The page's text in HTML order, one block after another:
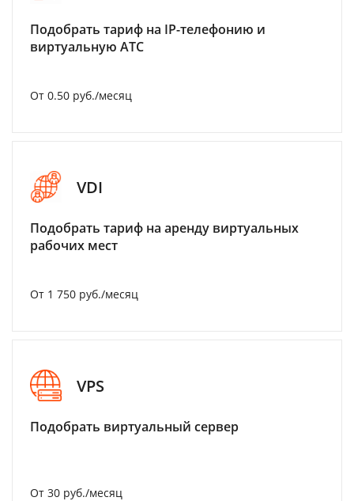
Подобрать тариф на IP-телефонию и
виртуальную АТС
От 0.50 руб./месяц
VDI
Подобрать тариф на аренду виртуальных
рабочих мест
От 1 750 руб./месяц
VPS
Подобрать виртуальный сервер
От 30 руб./месяц